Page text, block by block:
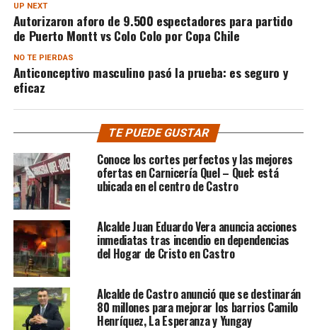
UP NEXT
Autorizaron aforo de 9.500 espectadores para partido
de Puerto Montt vs Colo Colo por Copa Chile
NO TE PIERDAS
Anticonceptivo masculino pasó la prueba: es seguro y
eficaz
TE PUEDE GUSTAR
Conoce los cortes perfectos y las mejores
ofertas en Carnicería Quel – Quel: está
ubicada en el centro de Castro
Alcalde Juan Eduardo Vera anuncia acciones
inmediatas tras incendio en dependencias
del Hogar de Cristo en Castro
Alcalde de Castro anunció que se destinarán
80 millones para mejorar los barrios Camilo
Henríquez, La Esperanza y Yungay